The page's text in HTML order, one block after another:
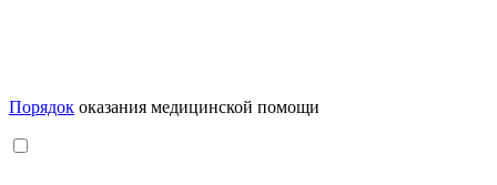
Порядок оказания медицинской помощи